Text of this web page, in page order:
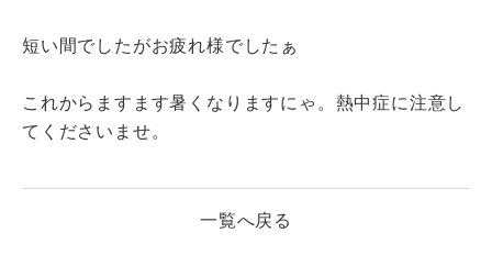
短い間でしたがお疲れ様でしたぁ
これからますます暑くなりますにゃ。熱中症に注意し
てくださいませ。
一覧へ戻る